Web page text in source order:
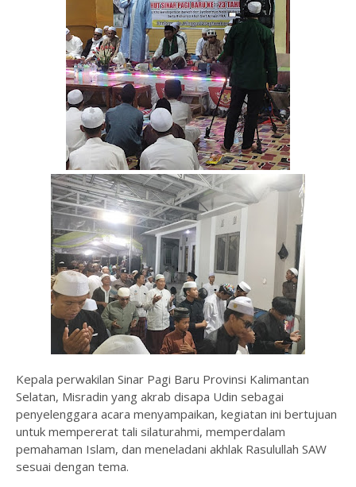
Kepala perwakilan Sinar Pagi Baru Provinsi Kalimantan
Selatan, Misradin yang akrab disapa Udin sebagai
penyelenggara acara menyampaikan, kegiatan ini bertujuan
untuk mempererat tali silaturahmi, memperdalam
pemahaman Islam, dan meneladani akhlak Rasulullah SAW
sesuai dengan tema.